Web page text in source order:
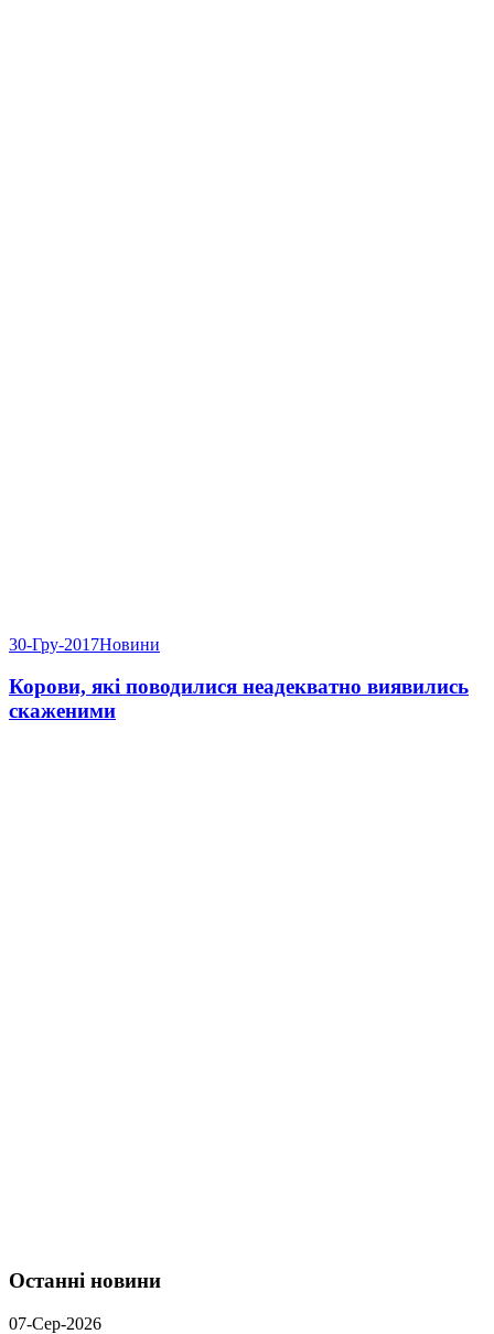
30-Гру-2017Новини
Корови, які поводилися неадекватно виявились
скаженими
Останні новини
07-Сер-2026